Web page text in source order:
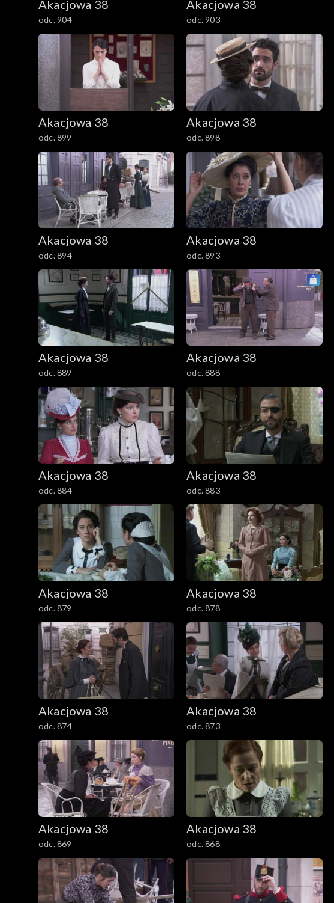
Akacjowa 38
odc. 904
Akacjowa 38
odc. 903
Akacjowa 38
odc. 899
Akacjowa 38
odc. 898
Akacjowa 38
odc. 894
Akacjowa 38
odc. 893
Akacjowa 38
odc. 889
Akacjowa 38
odc. 888
Akacjowa 38
odc. 884
Akacjowa 38
odc. 883
Akacjowa 38
odc. 879
Akacjowa 38
odc. 878
Akacjowa 38
odc. 874
Akacjowa 38
odc. 873
Akacjowa 38
odc. 869
Akacjowa 38
odc. 868